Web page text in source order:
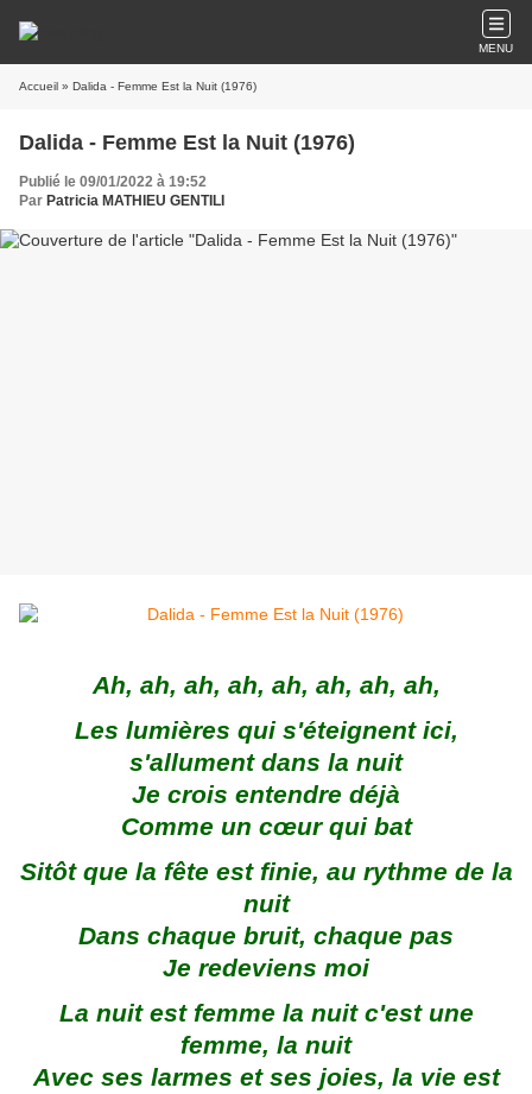
MENU
Accueil » Dalida - Femme Est la Nuit (1976)
Dalida - Femme Est la Nuit (1976)
Publié le 09/01/2022 à 19:52
Par Patricia MATHIEU GENTILI
Ah, ah, ah, ah, ah, ah, ah, ah,
Les lumières qui s'éteignent ici,
s'allument dans la nuit
Je crois entendre déjà
Comme un cœur qui bat
Sitôt que la fête est finie, au rythme de la
nuit
Dans chaque bruit, chaque pas
Je redeviens moi
La nuit est femme la nuit c'est une
femme, la nuit
Avec ses larmes et ses joies, la vie est